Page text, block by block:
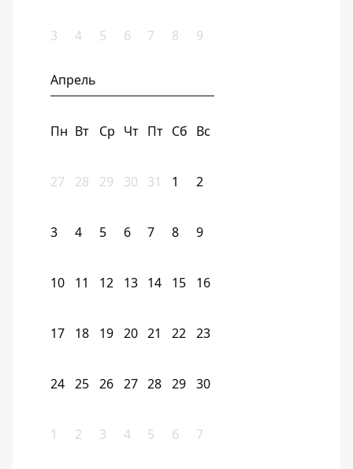
3 4 5 6 7 8 9
Апрель
Пн Вт Ср Чт Пт Сб Вс
27 28 29 30 31 1 2
3 4 5 6 7 8 9
10 11 12 13 14 15 16
17 18 19 20 21 22 23
24 25 26 27 28 29 30
1 2 3 4 5 6 7